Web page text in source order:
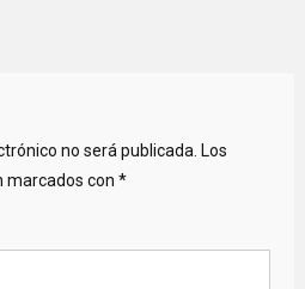
no será publicada. Los
marcados con *